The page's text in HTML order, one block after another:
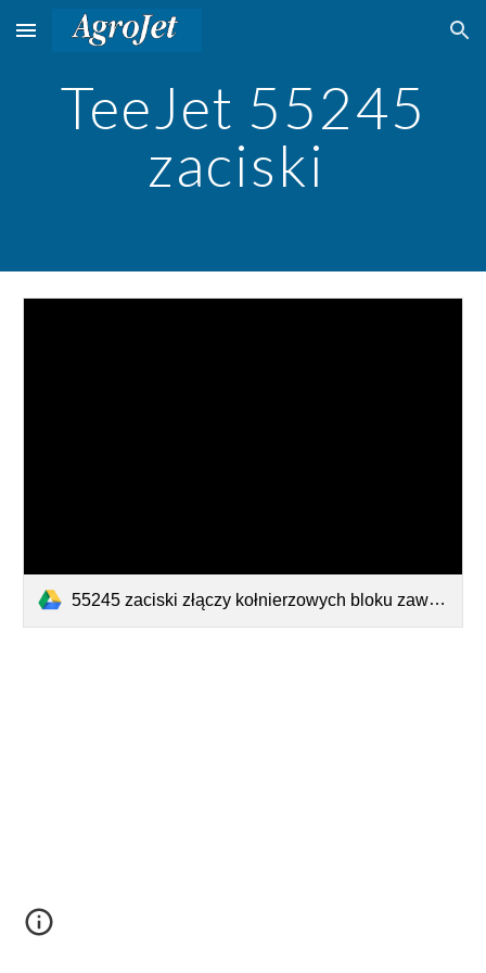
Skip to main content Skip to navigation
TeeJet 55245
zaciski
55245 zaciski złączy kołnierzowych bloku zaworów.pdf